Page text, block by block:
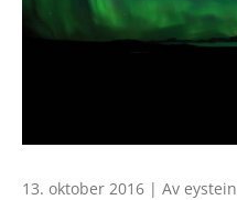
13. oktober 2016 | Av eystein